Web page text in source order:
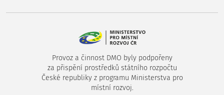
Provoz a činnost DMO byly podpořeny
za přispění prostředků státního rozpočtu
České republiky z programu Ministerstva pro
místní rozvoj.